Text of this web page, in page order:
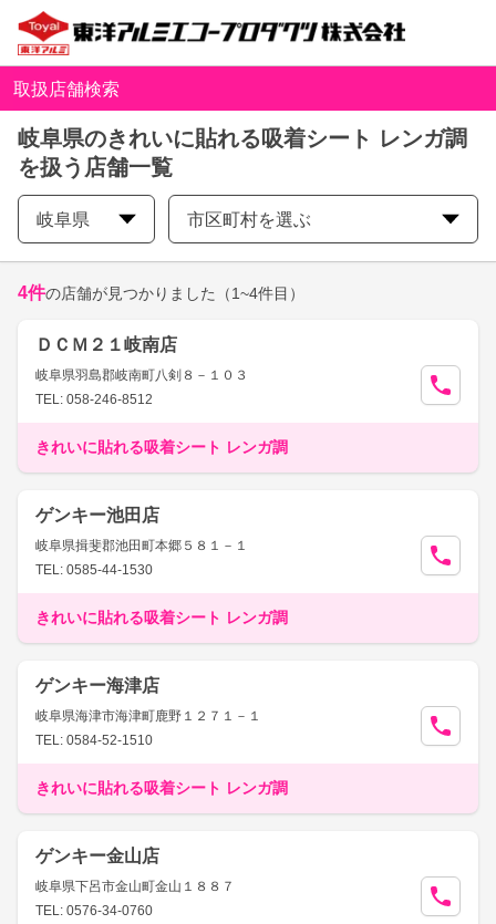
取扱店舗検索
岐阜県のきれいに貼れる吸着シート レンガ調
を扱う店舗一覧
岐阜県 市区町村を選ぶ
4件の店舗が見つかりました （1~4件目）
ＤＣＭ２１岐南店
岐阜県羽島郡岐南町八剣８－１０３
TEL: 058-246-8512
きれいに貼れる吸着シート レンガ調
ゲンキー池田店
岐阜県揖斐郡池田町本郷５８１－１
TEL: 0585-44-1530
きれいに貼れる吸着シート レンガ調
ゲンキー海津店
岐阜県海津市海津町鹿野１２７１－１
TEL: 0584-52-1510
きれいに貼れる吸着シート レンガ調
ゲンキー金山店
岐阜県下呂市金山町金山１８８７
TEL: 0576-34-0760